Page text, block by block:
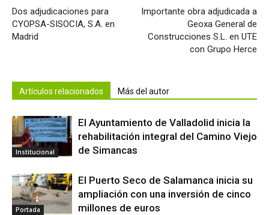
Dos adjudicaciones para
CYOPSA-SISOCIA, S.A. en
Madrid
Importante obra adjudicada a
Geoxa General de
Construcciones S.L. en UTE
con Grupo Herce
Artículos relacionados Más del autor
Institucional
El Ayuntamiento de Valladolid inicia la
rehabilitación integral del Camino Viejo
de Simancas
Portada
El Puerto Seco de Salamanca inicia su
ampliación con una inversión de cinco
millones de euros